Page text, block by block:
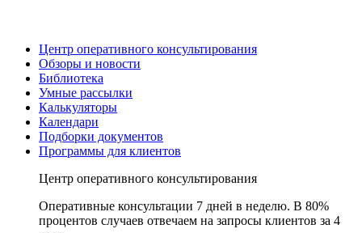
Центр оперативного консультирования
Обзоры и новости
Библиотека
Умные рассылки
Калькуляторы
Календари
Подборки документов
Программы для клиентов
Центр оперативного консультирования
Оперативные консультации 7 дней в неделю. В 80%
процентов случаев отвечаем на запросы клиентов за 4